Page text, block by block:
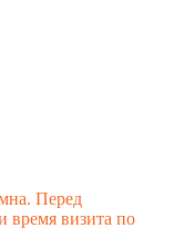
Перед
время визита по